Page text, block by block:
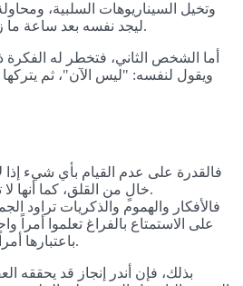
وتخيل السيناريوهات السلبية،
ليجد نفسه بعد ساعة ما زال غارقاً في الفكرة نفسها.
أما الشخص الثاني، فتخطر له الفكرة
ويقول لنفسه: "ليس الآن"، ثم يتركها
فالقدرة على عدم القيام بأي شيء إذا
خالٍ من القلق، كما أنها لا تعني كبت الأفكار أو تجاهلها.
فالأفكار والهموم والذكريات تراود
على الاستمتاع بالفراغ تعلموا أمراً
باعتبارها أمراً يتطلب الاستجابة أو التنفيذ.
بذلك، فإن أندر إنجاز قد يحققه